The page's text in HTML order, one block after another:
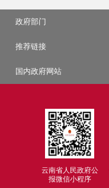
政府部门
推荐链接
国内政府网站
云南省人民政府公
报微信小程序